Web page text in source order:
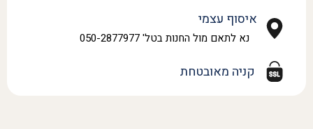
איסוף עצמי
נא לתאם מול החנות בטל' 050-2877977
קניה מאובטחת